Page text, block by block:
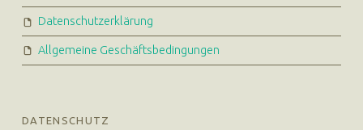
Datenschutzerklärung
Allgemeine Geschäftsbedingungen
DATENSCHUTZ